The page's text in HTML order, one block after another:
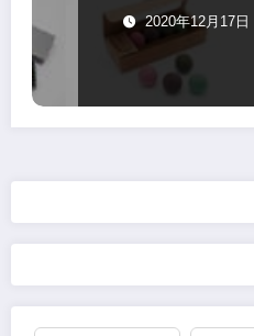
「THE
2020年12月17日